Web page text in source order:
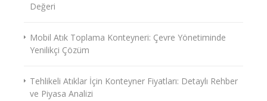
Değeri
Mobil Atık Toplama Konteyneri: Çevre Yönetiminde
Yenilikçi Çözüm
Tehlikeli Atıklar İçin Konteyner Fiyatları: Detaylı Rehber
ve Piyasa Analizi